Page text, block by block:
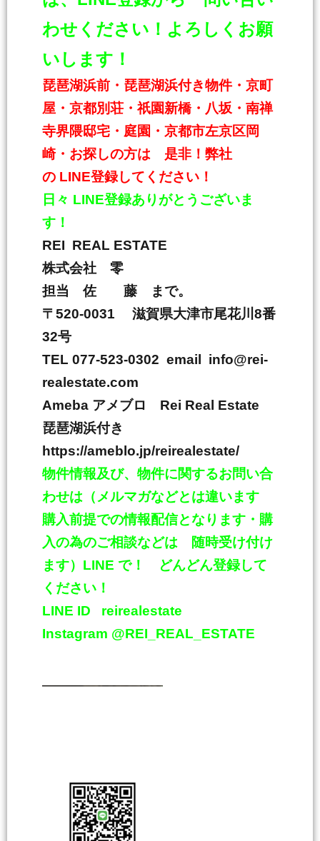
わせください！よろしくお願
いします！
琵琶湖浜前・琵琶湖浜付き物件・京町
屋・京都別荘・祇園新橋・八坂・南禅
寺界隈邸宅・庭園・京都市左京区岡
崎・お探しの方は 是非！弊社
の LINE登録してください！
日々 LINE登録ありがとうございま
す！
REI REAL ESTATE
株式会社 零
担当 佐 藤 まで。
〒520-0031 滋賀県大津市尾花川 8番
32号
TEL 077-523-0302 email info@rei-
realestate.com
Ameba アメブロ Rei Real Estate
琵琶湖浜付き
https://ameblo.jp/reirealestate/
物件情報及び、物件に関するお問い合
わせは（メルマガなどとは違います
購入前提での情報配信となります・購
入の為のご相談などは 随時受け付け
ます） LINE で！ どんどん登録して
ください！
LINE ID reirealestate
Instagram @REI_REAL_ESTATE